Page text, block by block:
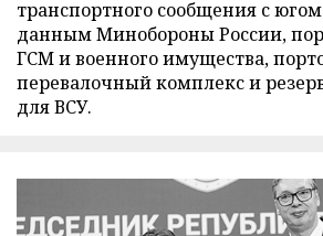
транспортного сообщения с
данным Минобороны России,
ГСМ и военного имущества,
перевалочный комплекс и
для ВСУ.